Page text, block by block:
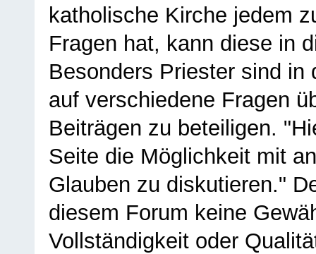
katholische Kirche jedem
Fragen hat, kann diese in
Besonders Priester sind in
auf verschiedene Fragen
Beiträgen zu beteiligen.
Seite die Möglichkeit mit
Glauben zu diskutieren."
diesem Forum keine
Vollständigkeit oder